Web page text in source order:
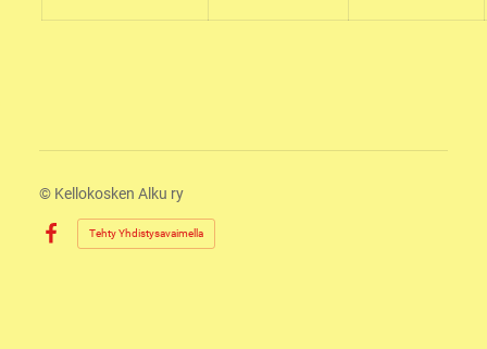
© Kellokosken Alku ry
Facebook
Tehty Yhdistysavaimella